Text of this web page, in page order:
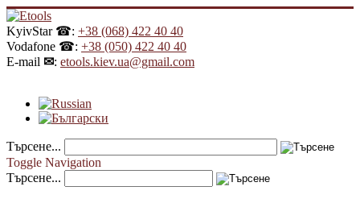
KyivStar ☎: +38 (068) 422 40 40
Vodafone ☎: +38 (050) 422 40 40
E-mail ✉: etools.kiev.ua@gmail.com
Търсене...
Toggle Navigation
Търсене...